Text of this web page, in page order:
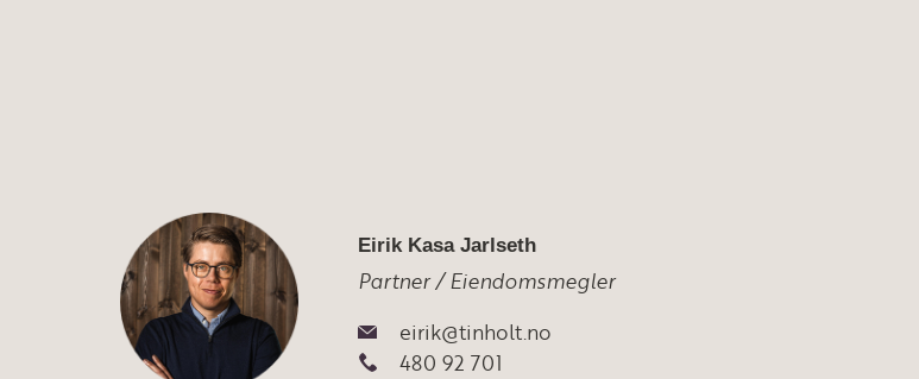
Eirik Kasa Jarlseth
Partner / Eiendomsmegler
eirik@tinholt.no
480 92 701